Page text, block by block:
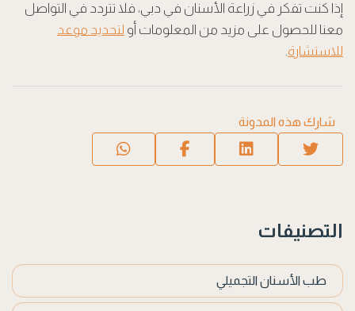
إذا كنت تفكر في زراعة الأسنان في دبي، فلا تتردد في التواصل
معنا للحصول على مزيد من المعلومات أو لتحديد موعد
للاستشارة.
شارك هذه المدونة
التصنيفات
طب الأسنان التجميلي